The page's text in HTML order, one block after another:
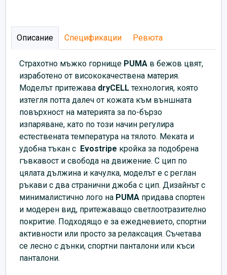
Описание Спецификации Ревюта
Страхотно мъжко горнище PUMA в бежов цвят,
изработено от висококачествена материя.
Моделът притежава dryCELLтехнология, която
изтегля потта далеч от кожата към външната
повърхност на материята за по-бързо
изпаряване, като по този начин регулира
естествената температура на тялото. Меката и
удобна тъкан с Evostripe кройка за подобрена
гъвкавост и свобода на движение. С цип по
цялата дължина и качулка, моделът е с реглан
ръкави с два странични джоба с цип. Дизайнът с
минималистично лого на PUMA придава спортен
и модерен вид, притежаващо светлоотразително
покритие. Подходящo е за ежедневието, спортни
активности или просто за релаксация. Съчетава
се лесно с дънки, спортни панталони или къси
панталони.